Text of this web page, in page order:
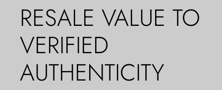
RESALE VALUE TO
VERIFIED
AUTHENTICITY